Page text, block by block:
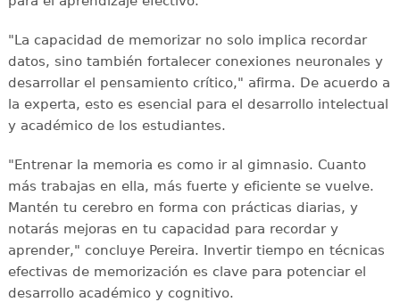
"La capacidad de memorizar no solo implica recordar
datos, sino también fortalecer conexiones neuronales y
desarrollar el pensamiento crítico," afirma. De acuerdo a
la experta, esto es esencial para el desarrollo intelectual
y académico de los estudiantes.
"Entrenar la memoria es como ir al gimnasio. Cuanto
más trabajas en ella, más fuerte y eficiente se vuelve.
Mantén tu cerebro en forma con prácticas diarias, y
notarás mejoras en tu capacidad para recordar y
aprender," concluye Pereira. Invertir tiempo en técnicas
efectivas de memorización es clave para potenciar el
desarrollo académico y cognitivo.